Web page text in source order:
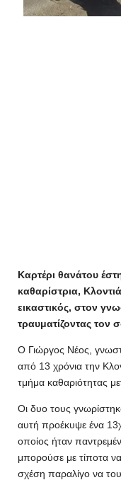
Καρτέρι θανάτου
καθαρίστρια,
εικαστικός, στον
τραυματίζοντας τον
Ο Γιώργος Νέος,
από 13 χρόνια την
τμήμα καθαριότητας
Οι δυο τους
αυτή προέκυψε ένα
οποίος ήταν
μπορούσε με τίποτα
σχέση παραλίγο να του